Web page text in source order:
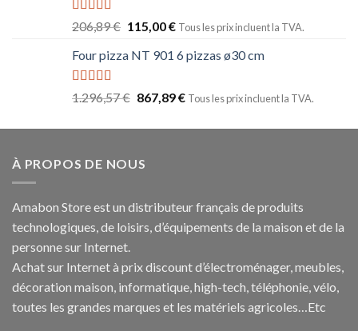
Note5.00
sur 5
206,89€ 115,00€ Tous les prix incluent la TVA.
Four pizza NT 901 6 pizzas ø30 cm
Note5.00
1.296,57€ 867,89€ Tous les prix incluent la TVA.
À PROPOS DE NOUS
Amabon Store est un distributeur français de produits
technologiques, de loisirs, d’équipements de la maison et de la
personne sur Internet.
Achat sur Internet à prix discount d’électroménager, meubles,
décoration maison, informatique, high-tech, téléphonie, vélo,
toutes les grandes marques et les matériels agricoles…Etc